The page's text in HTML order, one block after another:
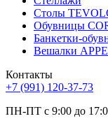
Столы
Обувницы
Банкетки-
Вешалки
Контакты
+7 (991) 120-37-73
ПН-ПТ с 9:00 до